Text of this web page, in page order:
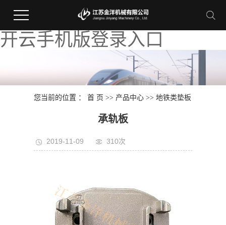
开云手机版登录入口
您当前的位置 ：首 页 >> 产品中心 >>地铁类垫板
承轨板
2019-11-09 310次